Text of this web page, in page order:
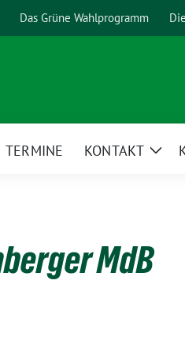
Das Grüne Wahlprogramm
TERMINE KONTAKT
MdB